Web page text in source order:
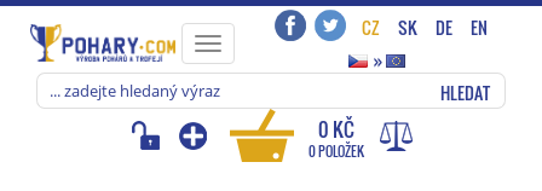
Toggle
navigation
CZ SK DE
EN
»
HLEDAT
0 KČ
0 POLOŽEK